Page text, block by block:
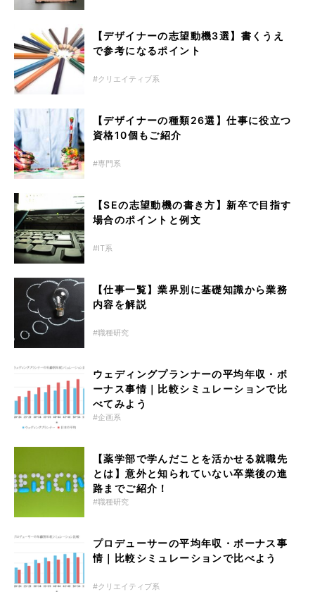
【デザイナーの志望動機3選】書くうえ
で参考になるポイント
クリエイティブ系
【デザイナーの種類26選】仕事に役立つ
資格10個もご紹介
専門系
【SEの志望動機の書き方】新卒で目指す
場合のポイントと例文
IT系
【仕事一覧】業界別に基礎知識から業務
内容を解説
職種研究
ウェディングプランナーの平均年収・ボ
ーナス事情｜比較シミュレーションで比
べてみよう
企画系
【薬学部で学んだことを活かせる就職先
とは】意外と知られていない卒業後の進
路までご紹介！
職種研究
プロデューサーの平均年収・ボーナス事
情｜比較シミュレーションで比べよう
クリエイティブ系